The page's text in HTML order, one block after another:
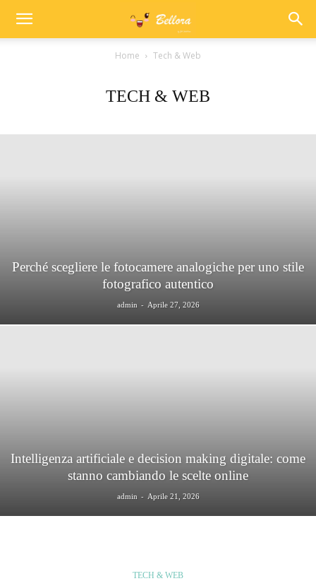
Home Tech & Web
TECH & WEB
Perché scegliere le fotocamere analogiche per uno stile
fotografico autentico
admin - Aprile 27, 2026
Intelligenza artificiale e decision making digitale: come
stanno cambiando le scelte online
admin - Aprile 21, 2026
TECH & WEB